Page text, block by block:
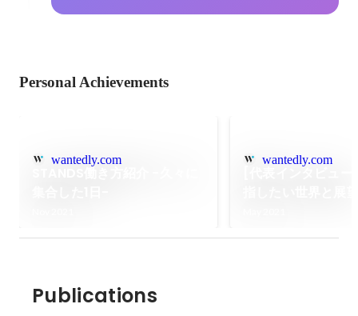
Personal Achievements
wantedly.com wantedly.com
Publications